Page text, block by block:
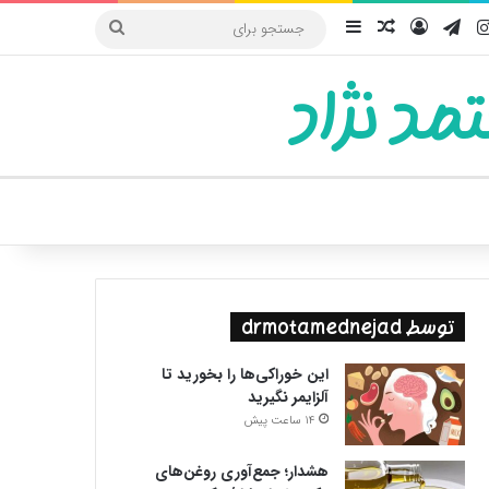
اینستاگرام
تلگرامورودنوشته تصادفی
سایدبار
جستجو
نژاد
پوسته
توسط drmotamednejad
این خوراکی‌ها را بخورید تا
آلزایمر نگیرید
14 ساعت پیش
هشدار؛ جمع‌آوری روغن‌های